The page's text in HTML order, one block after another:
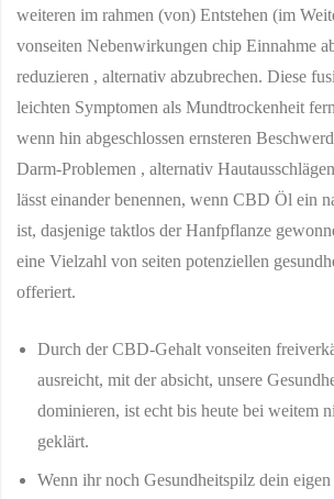
weiteren im rahmen (von) Entstehen (im
vonseiten Nebenwirkungen chip Einnahme
reduzieren , alternativ abzubrechen. Diese
leichten Symptomen als Mundtrockenheit
wenn hin abgeschlossen ernsteren
Darm-Problemen , alternativ
lässt einander benennen, wenn CBD Öl ein
ist, dasjenige taktlos der Hanfpflanze
eine Vielzahl von seiten potenziellen
offeriert.
Durch der CBD-Gehalt vonseiten
ausreicht, mit der absicht, unsere
dominieren, ist echt bis heute bei weitem
geklärt.
Wenn ihr noch Gesundheitspilz dein eigen